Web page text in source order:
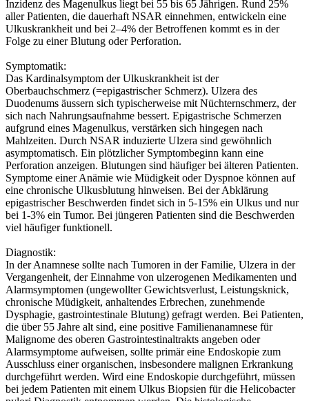
Inzidenz des Magenulkus liegt bei 55 bis 65 Jährigen. Rund 25%
aller Patienten, die dauerhaft NSAR einnehmen, entwickeln eine
Ulkuskrankheit und bei 2–4% der Betroffenen kommt es in der
Folge zu einer Blutung oder Perforation.
Symptomatik:
Das Kardinalsymptom der Ulkuskrankheit ist der
Oberbauchschmerz (=epigastrischer Schmerz). Ulzera des
Duodenums äussern sich typischerweise mit Nüchternschmerz, der
sich nach Nahrungsaufnahme bessert. Epigastrische Schmerzen
aufgrund eines Magenulkus, verstärken sich hingegen nach
Mahlzeiten. Durch NSAR induzierte Ulzera sind gewöhnlich
asymptomatisch. Ein plötzlicher Symptombeginn kann eine
Perforation anzeigen. Blutungen sind häufiger bei älteren Patienten.
Symptome einer Anämie wie Müdigkeit oder Dyspnoe können auf
eine chronische Ulkusblutung hinweisen. Bei der Abklärung
epigastrischer Beschwerden findet sich in 5-15% ein Ulkus und nur
bei 1-3% ein Tumor. Bei jüngeren Patienten sind die Beschwerden
viel häufiger funktionell.
Diagnostik:
In der Anamnese sollte nach Tumoren in der Familie, Ulzera in der
Vergangenheit, der Einnahme von ulzerogenen Medikamenten und
Alarmsymptomen (ungewollter Gewichtsverlust, Leistungsknick,
chronische Müdigkeit, anhaltendes Erbrechen, zunehmende
Dysphagie, gastrointestinale Blutung) gefragt werden. Bei Patienten,
die über 55 Jahre alt sind, eine positive Familienanamnese für
Malignome des oberen Gastrointestinaltrakts angeben oder
Alarmsymptome aufweisen, sollte primär eine Endoskopie zum
Ausschluss einer organischen, insbesondere malignen Erkrankung
durchgeführt werden. Wird eine Endoskopie durchgeführt, müssen
bei jedem Patienten mit einem Ulkus Biopsien für die Helicobacter